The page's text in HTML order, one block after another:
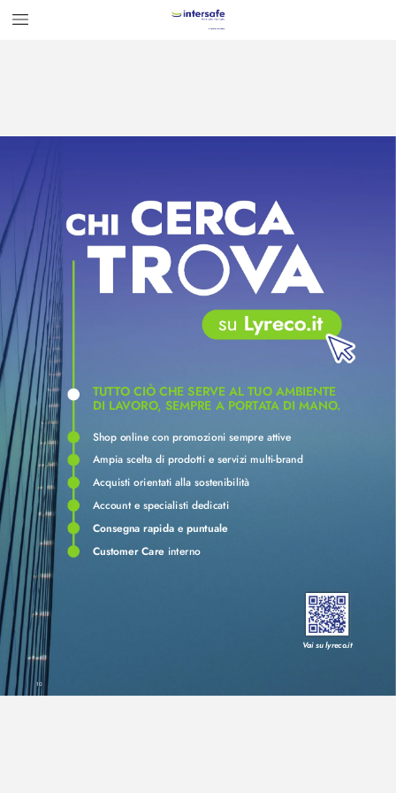
Shop online con promozioni sempre attive
Ampia scelta di prodotti e servizi multi-brand
Acquisti orientati alla sostenibilità
Account e specialisti dedicati
Consegna rapida e puntuale
Customer Care interno
TUTTO CIÒ CHE SERVE AL TUO AMBIENTE
DI LAVORO, SEMPRE A PORTATA DI MANO.
Vai su lyreco.it
10